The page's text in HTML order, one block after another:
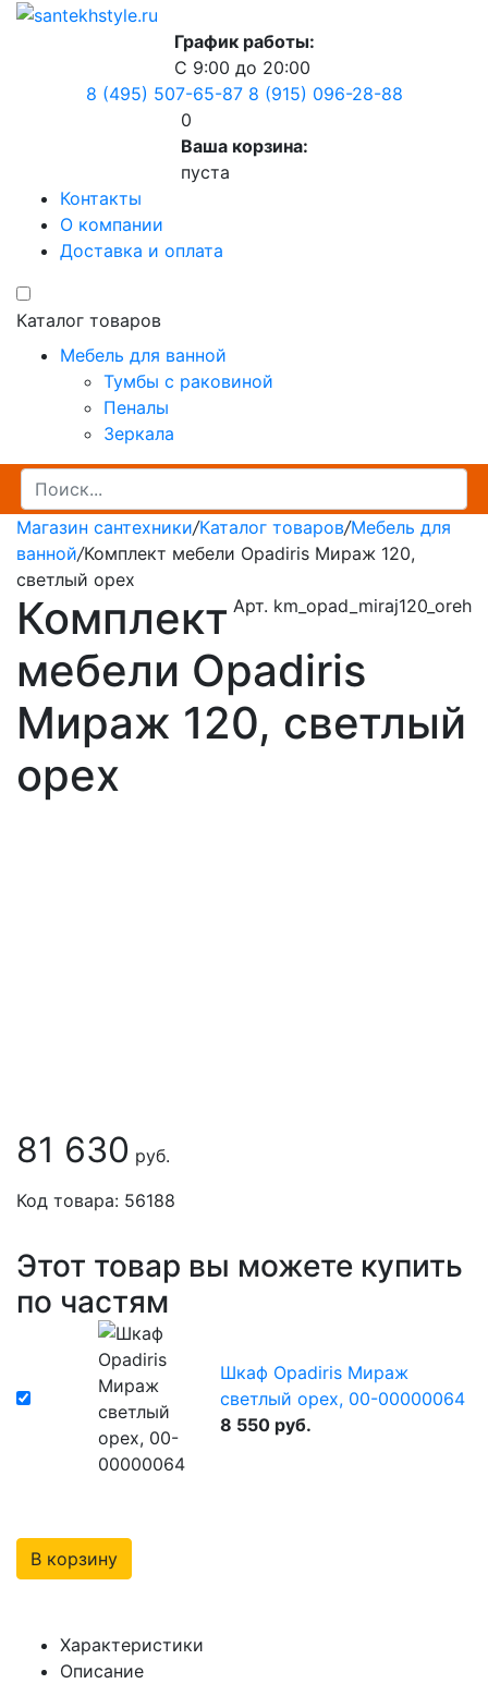
График работы:
С 9:00 до 20:00
8 (495) 507-65-87 8 (915) 096-28-88
0
Ваша корзина:
пуста
Каталог товаров
Мебель для ванной
Тумбы с раковиной
Пеналы
Зеркала
Контакты
О компании
Доставка и оплата
Магазин сантехники/Каталог товаров/Мебель для
ванной/Комплект мебели Opadiris Мираж 120,
светлый орех
Арт. km_opad_miraj120_oreh
Комплект
мебели Opadiris
Мираж 120, светлый
орех
81 630 руб.
Код товара: 56188
Этот товар вы можете купить
по частям
Шкаф Opadiris Мираж
светлый орех, 00-00000064
8 550 руб.
В корзину
Характеристики
Описание